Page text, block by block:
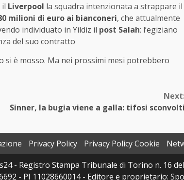
Liverpool la squadra intenzionata a strappare il
milioni di euro ai bianconeri, che attualmente
individuato in Yildiz il post Salah: l’egiziano
del suo contratto
si è mosso. Ma nei prossimi mesi potrebbero
Sinner, la bugia viene a galla: tifosi
Privacy Policy Privacy Policy Cookie
- Registro Stampa Tribunale di Torino n. 16
- PI 11028660014 - Editore e proprietario: